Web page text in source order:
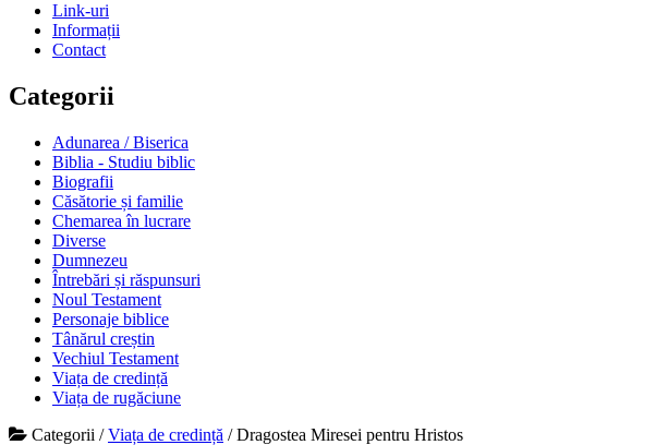
Link-uri
Informații
Contact
Categorii
Adunarea / Biserica
Biblia - Studiu biblic
Biografii
Căsătorie și familie
Chemarea în lucrare
Diverse
Dumnezeu
Întrebări și răspunsuri
Noul Testament
Personaje biblice
Tânărul creștin
Vechiul Testament
Viața de credință
Viața de rugăciune
Categorii /Viața de credință /Dragostea Miresei pentru Hristos